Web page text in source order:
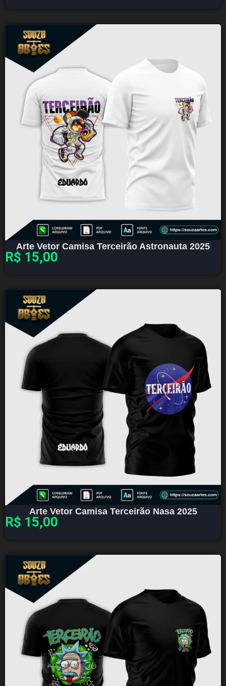
Arte Vetor Camisa Terceirão Astronauta 2025
R$ 15,00
Arte Vetor Camisa Terceirão Nasa 2025
R$ 15,00